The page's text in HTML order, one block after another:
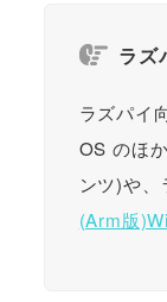
ラズ
ラズパイ
OS のほ
ンツ)や
(Arm版